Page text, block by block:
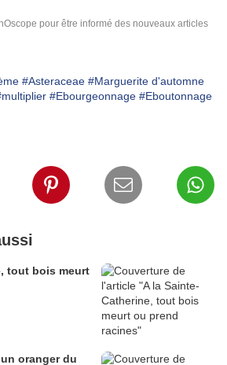
pour être informé des nouveaux articles
#Asteraceae #Marguerite d'automne
#Ebourgeonnage #Eboutonnage
tout bois meurt
oranger du